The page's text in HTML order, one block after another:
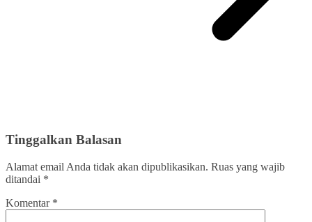
Tinggalkan Balasan
Alamat email Anda tidak akan dipublikasikan. Ruas yang wajib
ditandai *
Komentar *